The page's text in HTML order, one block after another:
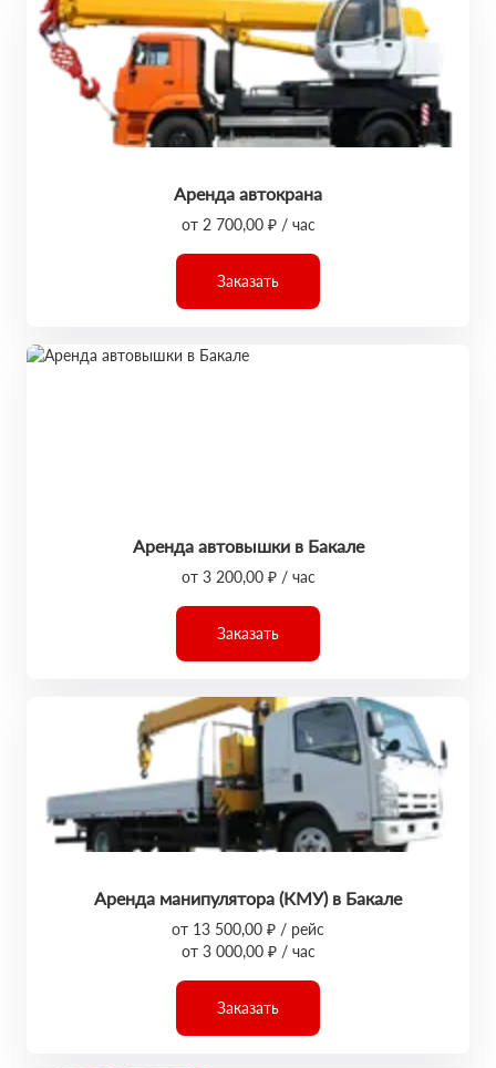
Аренда автокрана
от 2 700,00 ₽ / час
Заказать
Аренда автовышки в Бакале
от 3 200,00 ₽ / час
Заказать
Аренда манипулятора (КМУ) в Бакале
от 13 500,00 ₽ / рейс
от 3 000,00 ₽ / час
Заказать